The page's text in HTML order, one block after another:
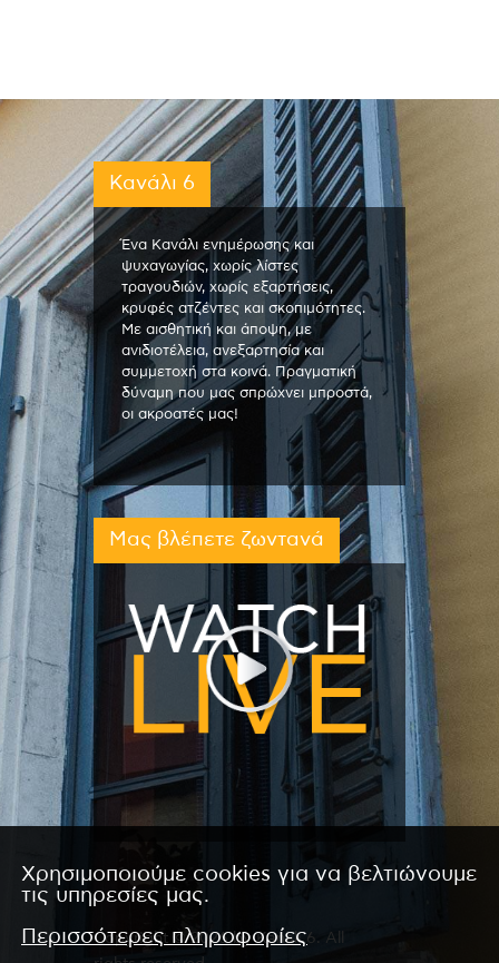
Κανάλι 6
Ένα Κανάλι ενημέρωσης και
ψυχαγωγίας, χωρίς λίστες
τραγουδιών, χωρίς εξαρτήσεις,
κρυφές ατζέντες και σκοπιμότητες.
Με αισθητική και άποψη, με
ανιδιοτέλεια, ανεξαρτησία και
συμμετοχή στα κοινά. Πραγματική
δύναμη που μας σπρώχνει μπροστά,
οι ακροατές μας!
Μας βλέπετε ζωντανά
Copyright © 2026 by Kanali 6. All
Χρησιμοποιούμε cookies για να βελτιώνουμε
τις υπηρεσίες μας.
Περισσότερες πληροφορίες